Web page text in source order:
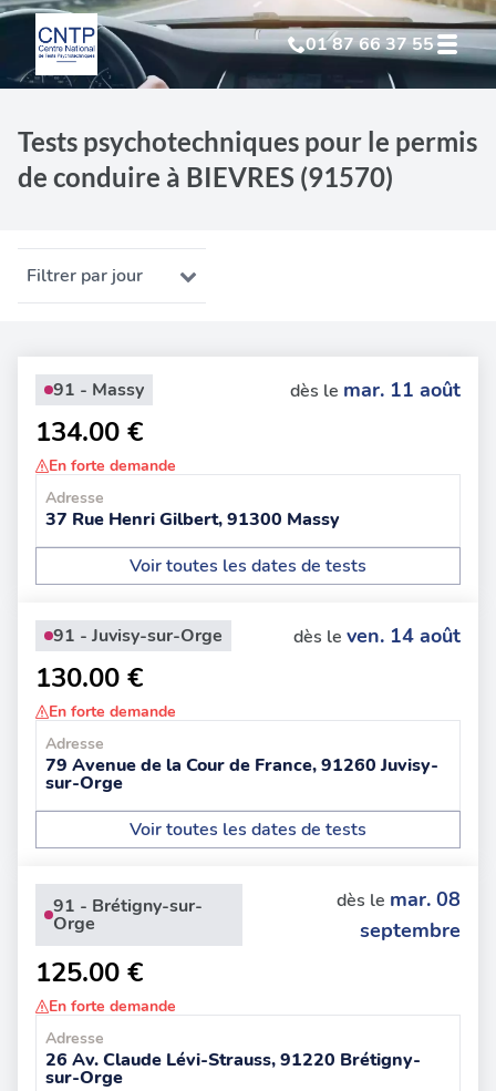
01 87 66 37 55
Test Psychotechniquesuite à annulation
Test Psychotechnique
Test Psychotechnique
Tests psychotechniques pour le permis
de conduire à BIEVRES (91570)
Filtrer par jour
91 - Massy dès le mar. 11 août
134.00 €
En forte demande
Adresse
37 Rue Henri Gilbert, 91300 Massy
Voir toutes les dates de tests
91 - Juvisy-sur-Orge dès le ven. 14 août
130.00 €
En forte demande
Adresse
79 Avenue de la Cour de France, 91260 Juvisy-
sur-Orge
Voir toutes les dates de tests
91 - Brétigny-sur-
Orge
dès le mar. 08
septembre
125.00 €
En forte demande
Adresse
26 Av. Claude Lévi-Strauss, 91220 Brétigny-
sur-Orge